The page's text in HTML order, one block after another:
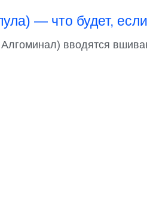
— что будет,
вводятся